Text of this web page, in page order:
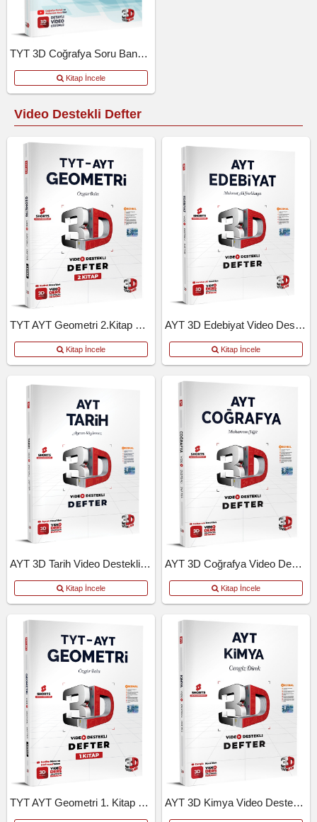
TYT 3D Coğrafya Soru Bankası
Kitap İncele
Video Destekli Defter
TYT AYT Geometri 2.Kitap Video Destekli Defter
Kitap İncele
AYT 3D Edebiyat Video Destekli Defter
Kitap İncele
AYT 3D Tarih Video Destekli Defter
Kitap İncele
AYT 3D Coğrafya Video Destekli Defter
Kitap İncele
TYT AYT Geometri 1. Kitap Video Destekli Defter AYT 3D Kimya Video Destekli Defter